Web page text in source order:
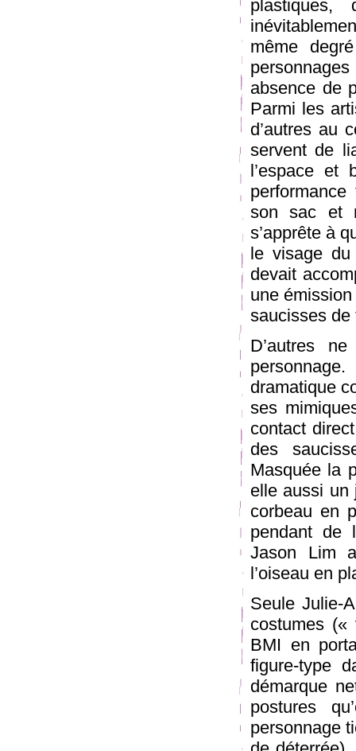
plastiques,
même
absence de
Parmi les
d’autres au
servent de
l’espace et
son sac et
s’apprête à
le visage du
devait
une
saucisses de
D’autres
dramatique
ses
contact
des
Masquée la
elle aussi un
corbeau en
pendant de
Jason Lim
l’oiseau en
Seule Julie-
costumes
BMI en
figure-type
démarque
postures
personnage